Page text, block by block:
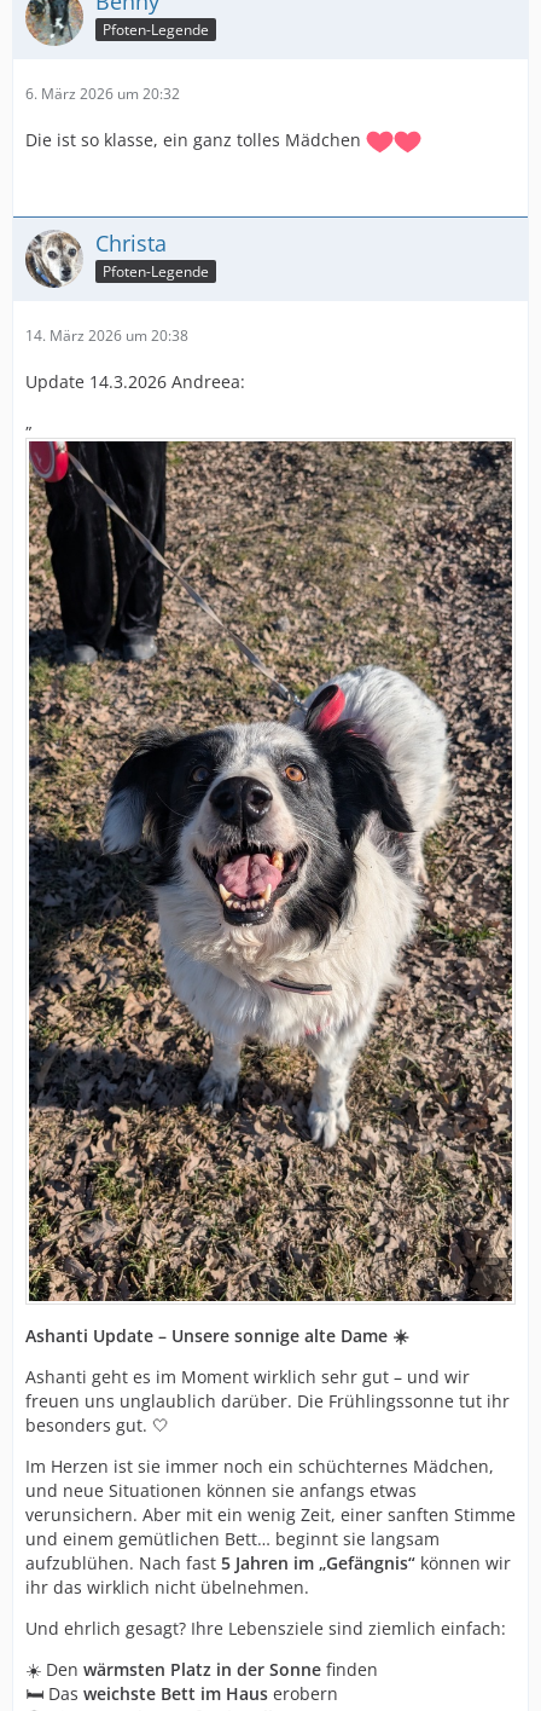
Pfoten-Legende
6. März 2026 um 20:32
Die ist so klasse, ein ganz tolles Mädchen
Christa
Pfoten-Legende
14. März 2026 um 20:38
Update 14.3.2026 Andreea:
„
Ashanti Update – Unsere sonnige alte Dame ☀️
Ashanti geht es im Moment wirklich sehr gut – und wir
freuen uns unglaublich darüber. Die Frühlingssonne tut ihr
besonders gut. 🤍
Im Herzen ist sie immer noch ein schüchternes Mädchen,
und neue Situationen können sie anfangs etwas
verunsichern. Aber mit ein wenig Zeit, einer sanften Stimme
und einem gemütlichen Bett… beginnt sie langsam
aufzublühen. Nach fast 5 Jahren im „Gefängnis“ können wir
ihr das wirklich nicht übelnehmen.
Und ehrlich gesagt? Ihre Lebensziele sind ziemlich einfach:
☀️ Den wärmsten Platz in der Sonne finden
🛏️ Das weichste Bett im Haus erobern